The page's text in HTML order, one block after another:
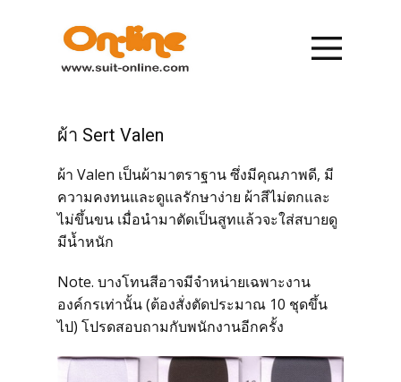
หน้าแรก
รายการสินค้า
การสั่งซื้อ
การชำระเงิน
เกี่ยวกับเรา
ข่าวสาร
ผ้า Sert Valen
ผ้า Valen เป็นผ้ามาตราฐาน ซึ่งมีคุณภาพดี, มี
ความคงทนและดูแลรักษาง่าย ผ้าสีไม่ตกและ
ไม่ขึ้นขน เมื่อนำมาตัดเป็นสูทแล้วจะใส่สบายดู
มีน้ำหนัก
Note. บางโทนสีอาจมีจำหน่ายเฉพาะงาน
องค์กรเท่านั้น (ต้องสั่งตัดประมาณ 10 ชุดขึ้น
ไป) โปรดสอบถามกับพนักงานอีกครั้ง